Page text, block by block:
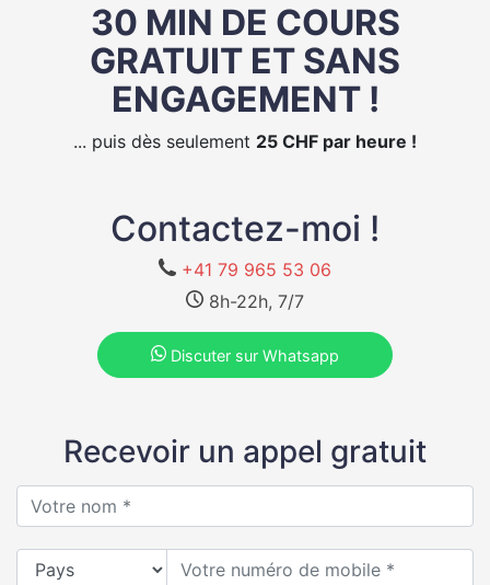
30 MIN DE COURS
GRATUIT ET SANS
ENGAGEMENT !
... puis dès seulement 25 CHF par heure !
Contactez-moi !
+41 79 965 53 06
8h-22h, 7/7
Discuter sur Whatsapp
Recevoir un appel gratuit